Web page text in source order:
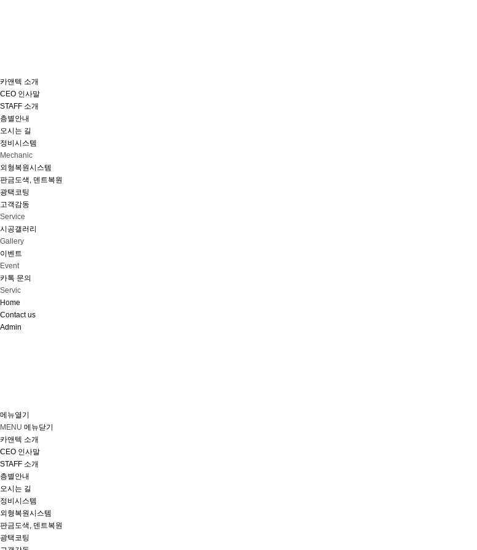
카앤텍 소개
CEO 인사말
STAFF 소개
층별안내
오시는 길
정비시스템
Mechanic
외형복원시스템
판금도색, 덴트복원
광택코팅
고객감동
Service
시공갤러리
Gallery
이벤트
Event
카톡 문의
Servic
Home
Contact us
Admin
메뉴열기
MENU 메뉴닫기
카앤텍 소개
CEO 인사말
STAFF 소개
층별안내
오시는 길
정비시스템
외형복원시스템
판금도색, 덴트복원
광택코팅